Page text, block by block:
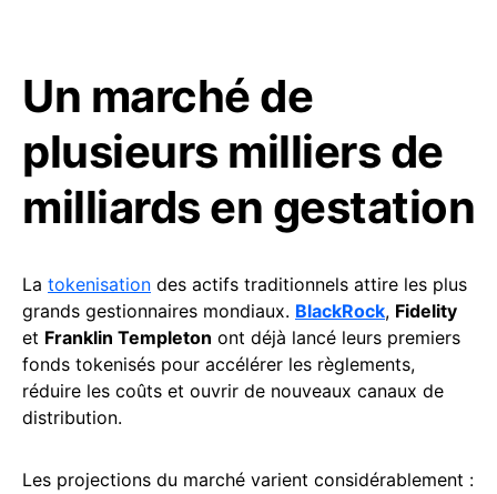
Un marché de
plusieurs milliers de
milliards en gestation
La tokenisation des actifs traditionnels attire les plus
grands gestionnaires mondiaux. BlackRock, Fidelity
et Franklin Templeton ont déjà lancé leurs premiers
fonds tokenisés pour accélérer les règlements,
réduire les coûts et ouvrir de nouveaux canaux de
distribution.
Les projections du marché varient considérablement :